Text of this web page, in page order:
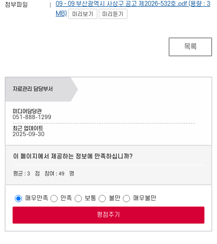
첨부파일
09 - 09 부산광역시 사상구 공고 제2026-532호.pdf (용량 : 3
MB)
미리보기 미리듣기
목록
자료관리 담당부서
미디어담당관
051-888-1299
최근 업데이트
2025-09-30
이 페이지에서 제공하는 정보에 만족하십니까?
평균 : 3 점 참여 : 49 명
매우만족 만족 보통 불만 매우불만